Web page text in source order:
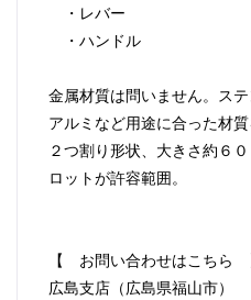
・レバー
・ハンドル
金属材質は問いません。ステ
アルミなど用途に合った材
２つ割り形状、大きさ約６
ロットが許容範囲。
【 お問い合わせはこちら
広島支店（広島県福山市）